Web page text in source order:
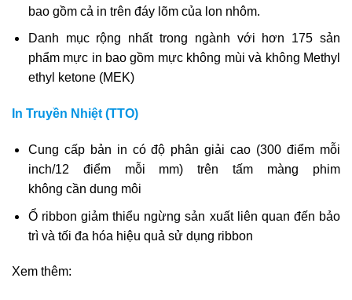
bao gồm cả in trên đáy lõm của lon nhôm.
Danh mục rộng nhất trong ngành với hơn 175 sản
phẩm mực in bao gồm mực không mùi và không Methyl
ethyl ketone (MEK)
In Truyền Nhiệt (TTO)
Cung cấp bản in có độ phân giải cao (300 điểm mỗi
inch/12 điểm mỗi mm) trên tấm màng phim
không cần dung môi
Ổ ribbon giảm thiểu ngừng sản xuất liên quan đến bảo
trì và tối đa hóa hiệu quả sử dụng ribbon
Xem thêm: